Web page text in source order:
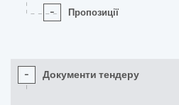
- Пропозиції
- Документи тендеру